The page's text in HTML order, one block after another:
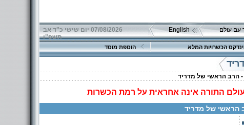
עם עולם
English
07/08/2026 יום שישי כ"ד אב
תשפ"ו
הכשרויות המלא הוספת מוסד
הרב הראשי של מדריד
עולם התורה אינה אחראית על רמת הכשרות
הראשי של מדריד